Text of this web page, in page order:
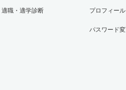
適職・適学診断 プロフィール
パスワード